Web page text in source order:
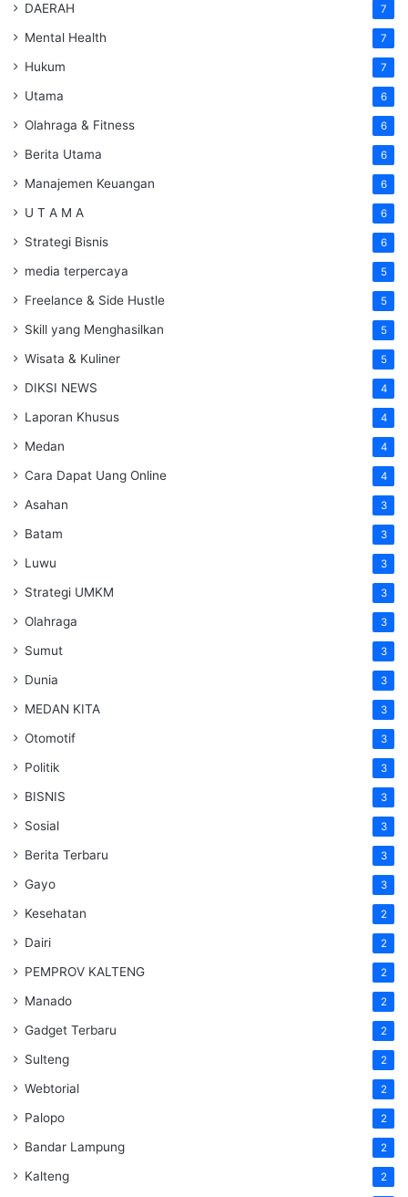
DAERAH 7
Mental Health 7
Hukum 7
Utama 6
Olahraga & Fitness 6
Berita Utama 6
Manajemen Keuangan 6
U T A M A 6
Strategi Bisnis 6
media terpercaya 5
Freelance & Side Hustle 5
Skill yang Menghasilkan 5
Wisata & Kuliner 5
DIKSI NEWS 4
Laporan Khusus 4
Medan 4
Cara Dapat Uang Online 4
Asahan 3
Batam 3
Luwu 3
Strategi UMKM 3
Olahraga 3
Sumut 3
Dunia 3
MEDAN KITA 3
Otomotif 3
Politik 3
BISNIS 3
Sosial 3
Berita Terbaru 3
Gayo 3
Kesehatan 2
Dairi 2
PEMPROV KALTENG 2
Manado 2
Gadget Terbaru 2
Sulteng 2
Webtorial 2
Palopo 2
Bandar Lampung 2
Kalteng 2